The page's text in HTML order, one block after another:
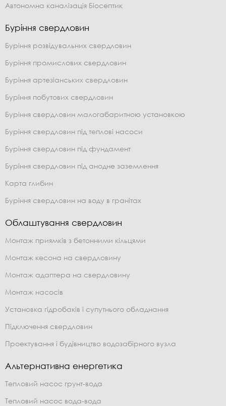
Автономна каналізація Біосептик
Буріння свердловин
Буріння розвідувальних свердловин
Буріння промислових свердловин
Буріння артезіанських свердловин
Буріння побутових свердловин
Буріння свердловин малогабаритною установкою
Буріння свердловин під теплові насоси
Буріння свердловин під фундамент
Буріння свердловин під анодне заземлення
Карта глибин
Буріння свердловин на воду в гранітах
Облаштування свердловин
Монтаж приямків з бетонними кільцями
Монтаж кесона на свердловину
Монтаж адаптера на свердловину
Монтаж насосів
Установка гідробаків і супутнього обладнання
Підключення свердловин
Проектування і будівництво водозабірного вузла
Альтернативна енергетика
Тепловий насос грунт-вода
Тепловий насос вода-вода